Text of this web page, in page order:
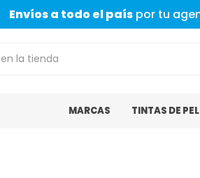
Envíos a todo el país por tu
MARCAS TINTAS DE